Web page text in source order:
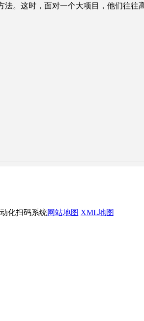
。这时，面对一个大项目，他们往往
化扫码系统网站地图 XML地图